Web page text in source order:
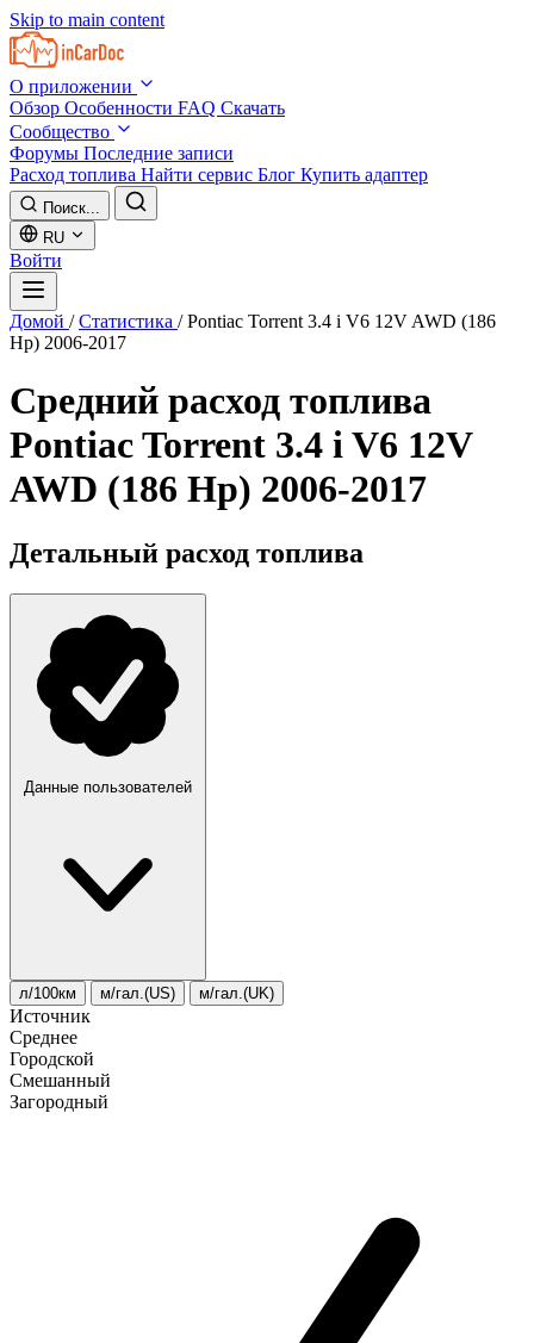
Skip to main content
О приложении
Обзор Особенности FAQ Скачать
Сообщество
Форумы Последние записи
Расход топлива Найти сервис Блог Купить адаптер
Поиск...
RU
Войти
Домой / Статистика / Pontiac Torrent 3.4 i V6 12V AWD (186
Hp) 2006-2017
Средний расход топлива
Pontiac Torrent 3.4 i V6 12V
AWD (186 Hp) 2006-2017
Детальный расход топлива
Данные пользователей
л/100км м/гал.(US) м/гал.(UK)
Источник
Среднее
Городской
Смешанный
Загородный